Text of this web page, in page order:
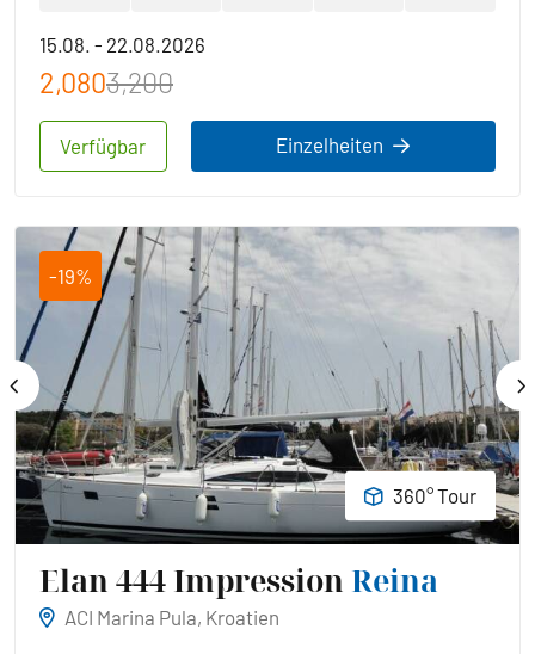
Verfügbar
15.08. - 22.08.2026
2,0803,200
Einzelheiten
-19%
Elan 444 Impression Reina
ACI Marina Pula, Kroatien
360° Tour